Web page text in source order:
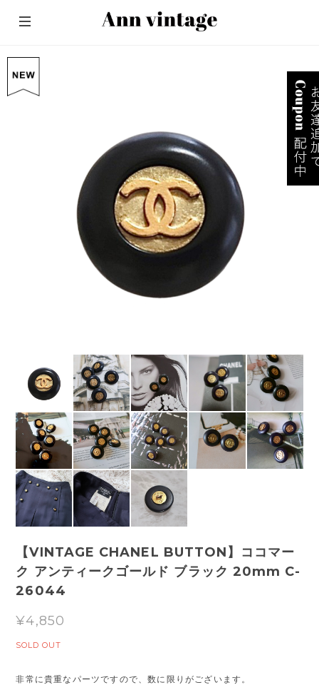
【VINTAGE CHANEL BUTTON】ココマー
ク アンティークゴールド ブラック 20mm C-
26044
¥4,850
SOLD OUT
非常に貴重なパーツですので、数に限りがございます。